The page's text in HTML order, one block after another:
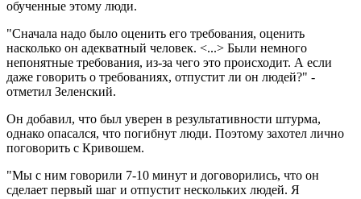
обученные этому люди.
"Сначала надо было оценить его требования, оценить
насколько он адекватный человек. <...> Были немного
непонятные требования, из-за чего это происходит. А если
даже говорить о требованиях, отпустит ли он людей?" -
отметил Зеленский.
Он добавил, что был уверен в результативности штурма,
однако опасался, что погибнут люди. Поэтому захотел лично
поговорить с Кривошем.
"Мы с ним говорили 7-10 минут и договорились, что он
сделает первый шаг и отпустит нескольких людей. Я